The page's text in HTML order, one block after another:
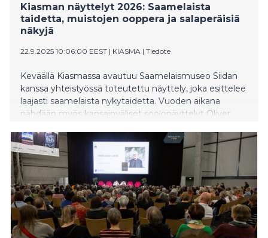
Kiasman näyttelyt 2026: Saamelaista
taidetta, muistojen ooppera ja salaperäisiä
näkyjä
22.9.2025 10:06:00 EEST | KIASMA | Tiedote
Keväällä Kiasmassa avautuu Saamelaismuseo Siidan
kanssa yhteistyössä toteutettu näyttely, joka esittelee
laajasti saamelaista nykytaidetta. Vuoden aikana
nähdään myös kansainväliset soolonäyttelyt Oliver
Ainalan yksityisnäyttely. Uudessa kokoelmanäyttelyssä
antaudutaan unen logiikalle. Sen rinnalla Kiasma-
teatterin ohjelmisto avaa tilan maagiselle ja
selittämättömälle. Kokoelmateoksia on nähtävillä
myös Oulussa osana Euroopan kulttuuripääkaupungin
ohjelmistoa.